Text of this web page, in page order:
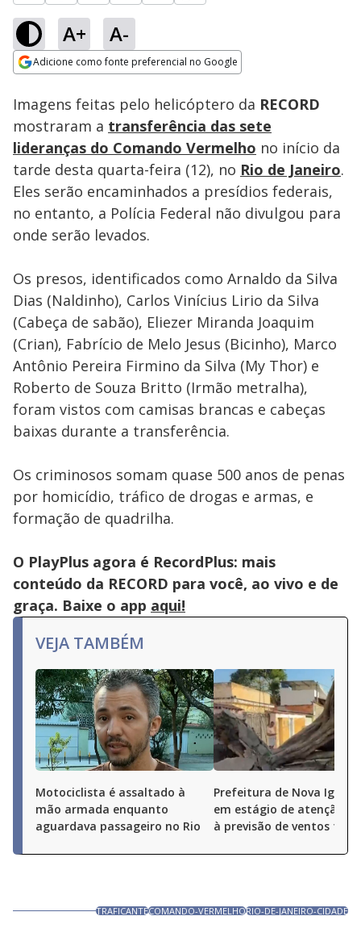
A+ A-
Adicione como fonte preferencial no Google
Ativar
Loaded
13.51%
Imagens feitas pelo helicóptero da RECORD
mostraram a transferência das sete
lideranças do Comando Vermelho no início da
tarde desta quarta-feira (12), no Rio de Janeiro.
Eles serão encaminhados a presídios federais,
no entanto, a Polícia Federal não divulgou para
onde serão levados.
Os presos, identificados como Arnaldo da Silva
Dias (Naldinho), Carlos Vinícius Lirio da Silva
(Cabeça de sabão), Eliezer Miranda Joaquim
(Crian), Fabrício de Melo Jesus (Bicinho), Marco
Antônio Pereira Firmino da Silva (My Thor) e
Roberto de Souza Britto (Irmão metralha),
foram vistos com camisas brancas e cabeças
baixas durante a transferência.
Os criminosos somam quase 500 anos de penas
por homicídio, tráfico de drogas e armas, e
formação de quadrilha.
O PlayPlus agora é RecordPlus: mais
conteúdo da RECORD para você, ao vivo e de
graça. Baixe o app aqui!
VEJA TAMBÉM
Motociclista é assaltado à
mão armada enquanto
aguardava passageiro no Rio
Prefeitura de Nova
em estágio de atenção
à previsão de ventos
TRAFICANTECOMANDO-VERMELHORIO-DE-JANEIRO-CIDADE